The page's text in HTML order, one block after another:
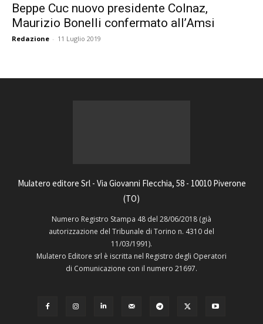
Beppe Cuc nuovo presidente Colnaz,
Maurizio Bonelli confermato all’Amsi
Redazione - 11 Luglio 2019
Mulatero editore Srl - Via Giovanni Flecchia, 58 - 10010 Piverone
(TO)
Numero Registro Stampa 48 del 28/06/2018 (già
autorizzazione del Tribunale di Torino n. 4310 del
11/03/1991).
Mulatero Editore srl è iscritta nel Registro degli Operatori
di Comunicazione con il numero 21697.